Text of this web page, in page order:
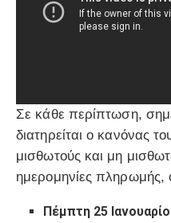
Σε κάθε περίπτωση,
διατηρείται ο κανόνας
μισθωτούς και μη
ημερομηνίες πληρωμής,
Πέμπτη 25